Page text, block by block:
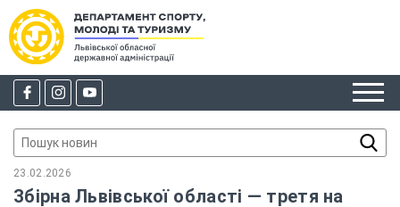
23.02.2026
Збірна Львівської області — третя на